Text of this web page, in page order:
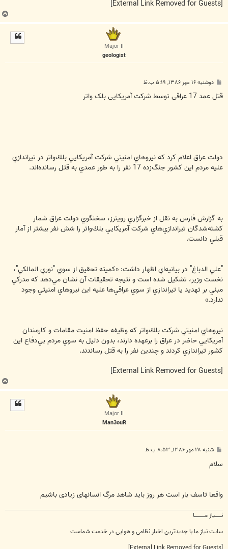
ب
ا
Major II
geologist
پ
ت
دوشنبه ۱۶ مهر ۱۳۸۶, ۵:۱۹ ب.ظ
قتل عمد 17 عراقی توسط شرکت آمریکایی بلک واتر
دولت عراق اعلام كرد كه نيروهاي امنيتي شركت آمريكايي بلك‌واتر در تيراندازي
عليه مردم اين كشور جنگ‌زده 17 نفر را به طور عمدي به قتل رسانده‌اند.
به گزارش فارس به نقل از خبرگزاري رويترز، سخنگوي دولت عراق شمار
كشته‌شدگان تيراندازي‌هاي شركت آمريكايي بلك‌واتر را شش نفر بيشتر از آمار
قبلي دانست.
"علي الدباغ" در بيانيه‌اي اظهار داشت: «كميته تحقيق از سوي "نوري المالكي"،
نخست وزير، تشكيل شده است و نتيجه تحقيقات آن نشان مي‌دهد كه مدركي
مبني بر تهديد يا تيراندازي از سوي عراقي‌ها عليه اين نيروهاي امنيتي وجود
ندارد.»
نيروهاي امنيتي شركت بلك‌واتر كه وظيفه حفظ امنيت مقامات و كارمندان
آمريكايي حاضر در عراق را برعهده دارند، بدون دليل به سوي مردم بي‌دفاع اين
كشور تيراندازي كردند و چندين نفر را به قتل رساندند.
ب
ا
Major II
Man3ouR
پ
ت
شنبه ۲۸ مهر ۱۳۸۶, ۸:۵۳ ب.ظ
سلام
واقعا تاسف بار است هر روز باید شاهد مرگ انسانهای زیادی باشیم
نــــــیاز مــــــــــا
سایت نیاز ما با جدیدترین اخبار نظامی و هوایی در خدمت شماست